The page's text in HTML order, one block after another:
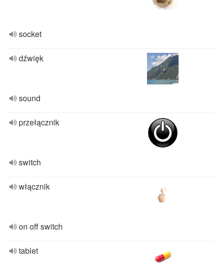
socket
dźwięk
sound
przełącznik
switch
włącznik
on off switch
tablet